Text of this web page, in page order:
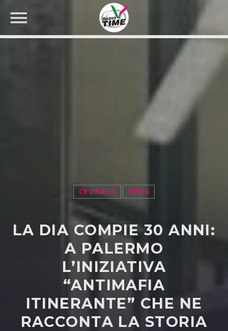
CERCA NEL SITO WEB:
CRONACA NEWS
LA DIA COMPIE 30 ANNI:
A PALERMO
L’INIZIATIVA
“ANTIMAFIA
ITINERANTE” CHE NE
RACCONTA LA STORIA